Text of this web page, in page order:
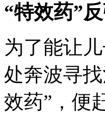
“特效药”
为了能让
处奔波寻
效药”，便